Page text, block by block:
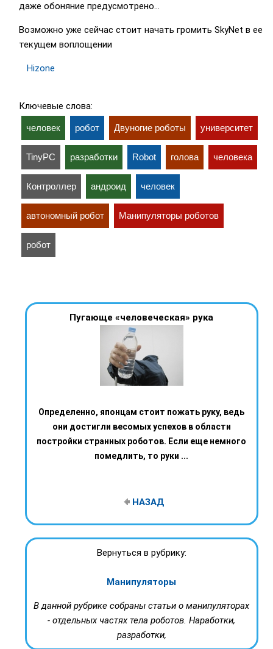
даже обоняние предусмотрено...
Возможно уже сейчас стоит начать громить SkyNet в ее
текущем воплощении
Hizone
Ключевые слова:
человек робот Двуногие роботы университет
TinyPC разработки Robot голова человека
Контроллер андроид человек
автономный робот Манипуляторы роботов
робот
Пугающе «человеческая» рука
Определенно, японцам стоит пожать руку, ведь
они достигли весомых успехов в области
постройки странных роботов. Если еще немного
помедлить, то руки ...
НАЗАД
Вернуться в рубрику:
Манипуляторы
В данной рубрике собраны статьи о манипуляторах
- отдельных частях тела роботов. Наработки,
разработки,